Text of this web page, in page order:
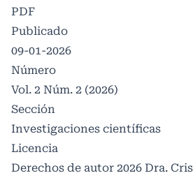
PDF
Publicado
09-01-2026
Número
Vol. 2 Núm. 2 (2026)
Sección
Investigaciones científicas
Licencia
Derechos de autor 2026 Dra.